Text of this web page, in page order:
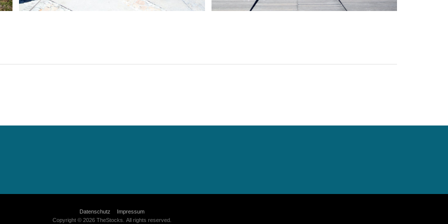
Datenschutz
Impressum
Copyright © 2026 TheStocks. All rights reserved.